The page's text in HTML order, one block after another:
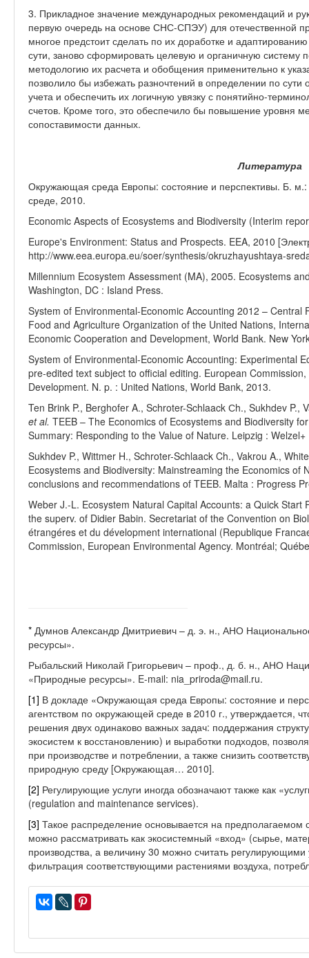
3. Прикладное значение международных рекомендаций и
первую очередь на основе СНС-СПЭУ) для отечественной
многое предстоит сделать по их доработке и
сути, заново сформировать целевую и органичную систему
методологию их расчета и обобщения применительно к
позволило бы избежать разночтений в определении по сути
учета и обеспечить их логичную увязку с понятийно-
счетов. Кроме того, это обеспечило бы повышение уровня
сопоставимости данных.
Литература
Окружающая среда Европы: состояние и перспективы. Б.
среде, 2010.
Economic Aspects of Ecosystems and Biodiversity (Interim
Europe's Environment: Status and Prospects. EEA, 2010
http://www.eea.europa.eu/soer/synthesis/okruzhayushtaya-
Millennium Ecosystem Assessment (MA), 2005. Ecosystems
Washington, DC : Island Press.
System of Environmental-Economic Accounting 2012 –
Food and Agriculture Organization of the United Nations,
Economic Cooperation and Development, World Bank. New
System of Environmental-Economic Accounting: Experimental
pre-edited text subject to official editing. European
Development. N. p. : United Nations, World Bank, 2013.
Ten Brink P., Berghofer A., Schroter-Schlaack Сh., Sukhdev P.,
et al. TEEB – The Economics of Ecosystems and Biodiversity
Summary: Responding to the Value of Nature. Leipzig :
Sukhdev P., Wittmer H., Schroter-Schlaack Ch., Vakrou A.,
Ecosystems and Biodiversity: Mainstreaming the Economics of
conclusions and recommendations of TEEB. Malta : Progress
Weber J.-L. Ecosystem Natural Capital Accounts: a Quick
the superv. of Didier Babin. Secretariat of the Convention on
étrangéres et du dévelopment international (Republique
Commission, European Environmental Agency. Montréal;
* Думнов Александр Дмитриевич – д. э. н., АНО
ресурсы».
Рыбальский Николай Григорьевич – проф., д. б. н., АНО
«Природные ресурсы». E-mail: nia_priroda@mail.ru.
[1] В докладе «Окружающая среда Европы: состояние и
агентством по окружающей среде в 2010 г., утверждается,
решения двух одинаково важных задач: поддержания
экосистем к восстановлению) и выработки подходов,
при производстве и потреблении, а также снизить
природную среду [Окружающая… 2010].
[2] Регулирующие услуги иногда обозначают также как
(regulation and maintenance services).
[3] Такое распределение основывается на предполагаемом
можно рассматривать как экосистемный «вход» (сырье,
производства, а величину 30 можно считать
фильтрация соответствующими растениями воздуха,